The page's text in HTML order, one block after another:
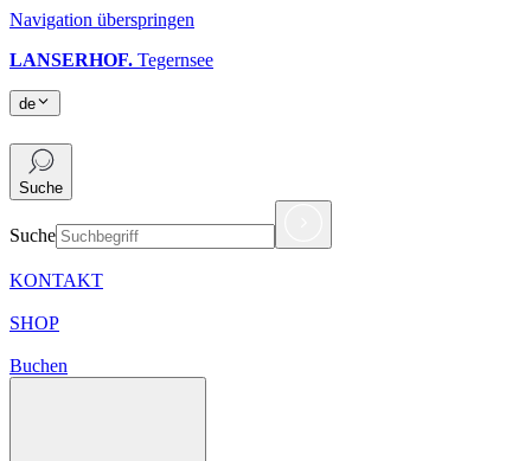
Navigation überspringen
LANSERHOF. Tegernsee
de
Suche
Suche
KONTAKT
SHOP
Buchen